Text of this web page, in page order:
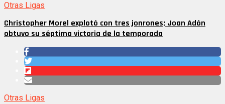
Otras Ligas
Christopher Morel explotó con tres jonrones; Joan Adón
obtuvo su séptima victoria de la temporada
Otras Ligas